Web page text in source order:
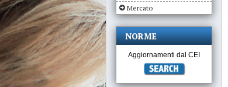
Mercato
NORME
Aggiornamenti dal CEI